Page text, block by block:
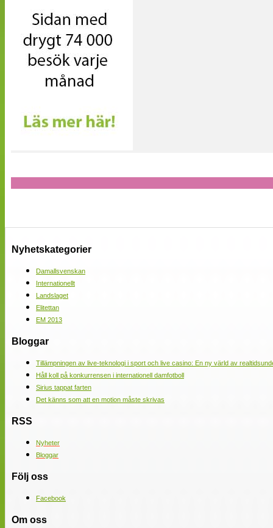
Nyhetskategorier
Damallsvenskan
Internationellt
Landslaget
Elitettan
EM 2013
Bloggar
Tillämpningen av live-teknologi i sport och live casino: En ny värld av
Håll koll på konkurrensen i internationell damfotboll
Sirius tappat farten
Det känns som att en motion måste skrivas
RSS
Nyheter
Bloggar
Följ oss
Facebook
Om oss